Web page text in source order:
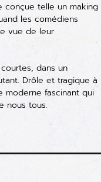
conçue telle un making
les comédiens
vue de leur
dans un
Drôle et tragique à
moderne fascinant qui
nous tous.